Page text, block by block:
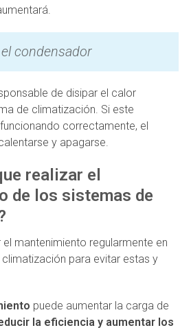
condensador
de disipar el calor
de climatización. Si este
correctamente, el
y apagarse.
realizar el
de los sistemas de
mantenimiento regularmente en
para evitar estas y
puede aumentar la carga de
la eficiencia y aumentar los